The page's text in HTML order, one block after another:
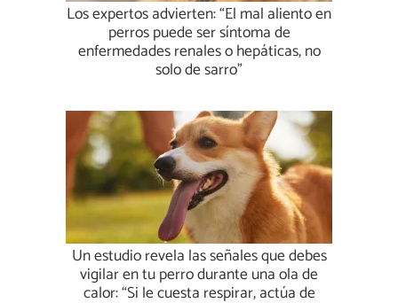
Los expertos advierten: “El mal aliento en
perros puede ser síntoma de
enfermedades renales o hepáticas, no
solo de sarro”
Un estudio revela las señales que debes
vigilar en tu perro durante una ola de
calor: “Si le cuesta respirar, actúa de